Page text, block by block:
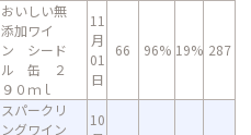
おいしい無
添加ワイ
ン シード
ル 缶 ２
９０ｍｌ
11
月
01
日
66 96% 19% 287
スパークリ
ングワイン
10